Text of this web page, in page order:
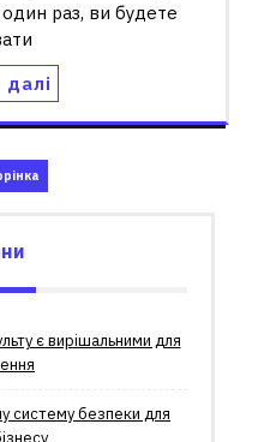
раз, ви будете
є вирішальними для
систему безпеки для